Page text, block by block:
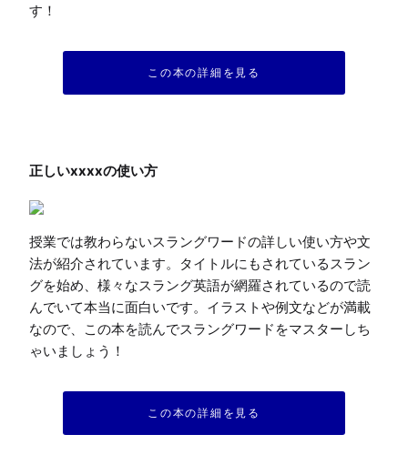
す！
この本の詳細を見る
授業では教わらないスラングワードの詳しい使い方や文
法が紹介されています。タイトルにもされているスラン
グを始め、様々なスラング英語が網羅されているので読
んでいて本当に面白いです。イラストや例文などが満載
なので、この本を読んでスラングワードをマスターしち
ゃいましょう！
この本の詳細を見る